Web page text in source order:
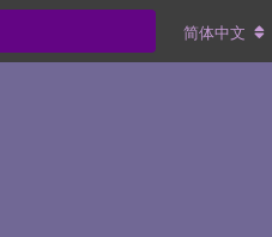
简体中文